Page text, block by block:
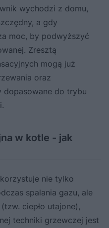
wychodzi z domu,
a gdy
moc, by podwyższyć
Zresztą
mogą już
oraz
dopasowane do trybu
w kotle - jak
nie tylko
spalania gazu, ale
ciepło utajone),
techniki grzewczej jest